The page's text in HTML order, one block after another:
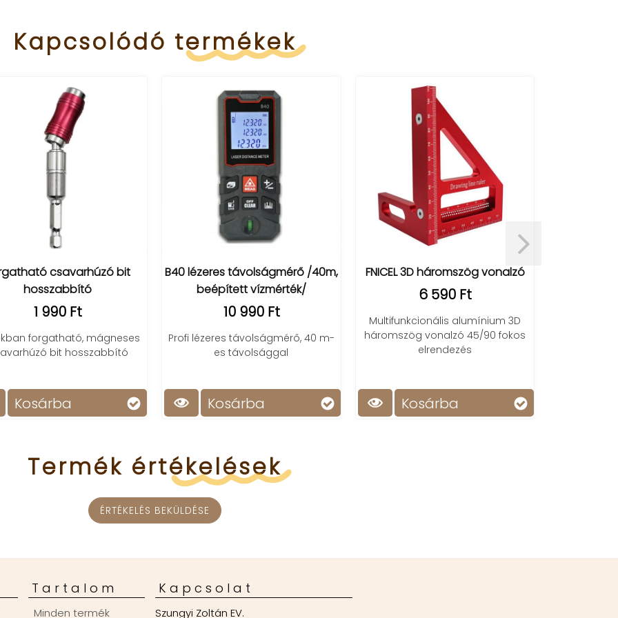
Kapcsolódó termékek
csavarhúzó bit
hosszabbító
1 990 Ft
forgatható, mágneses
bit hosszabbító
Kosárba
B40 lézeres távolságmérő /40m,
beépített vízmérték/
10 990 Ft
Profi lézeres távolságmérő, 40 m-
es távolsággal
Kosárba
FNICEL 3D háromszög vonalzó
6 590 Ft
Multifunkcionális alumínium 3D
háromszög vonalzó 45/90 fokos
elrendezés
Kosárba
Termék értékelések
ÉRTÉKELÉS BEKÜLDÉSE
Tartalom
Minden termék
Kapcsolat
Szungyi Zoltán EV.